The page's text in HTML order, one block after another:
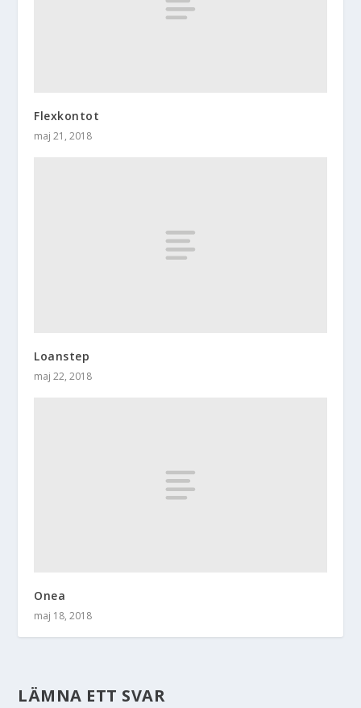
Flexkontot
maj 21, 2018
Loanstep
maj 22, 2018
Onea
maj 18, 2018
LÄMNA ETT SVAR